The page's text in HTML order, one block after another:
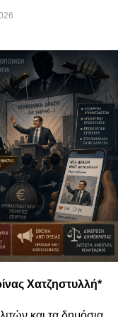
προσοχή
των δικαιωμάτων
των
μελών σύμφωνα
στην
ΗΠΑ
μου».
Χατζηστυλλή*